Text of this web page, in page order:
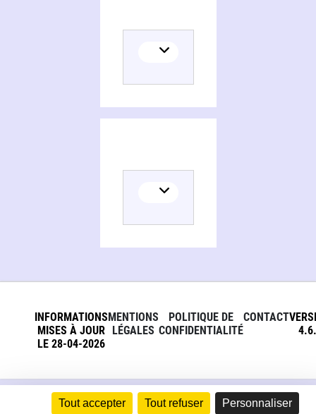
Tout accepter Tout refuser Personnaliser
INFORMATIONS
MISES À JOUR
LE 28-04-2026
MENTIONS
LÉGALES
POLITIQUE DE
CONFIDENTIALITÉ
CONTACT